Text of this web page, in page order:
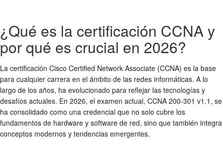
¿Qué es la certificación CCNA y
por qué es crucial en 2026?
La certificación Cisco Certified Network Associate (CCNA) es la base
para cualquier carrera en el ámbito de las redes informáticas. A lo
largo de los años, ha evolucionado para reflejar las tecnologías y
desafíos actuales. En 2026, el examen actual, CCNA 200-301 v1.1, se
ha consolidado como una credencial que no solo cubre los
fundamentos de hardware y software de red, sino que también integra
conceptos modernos y tendencias emergentes.